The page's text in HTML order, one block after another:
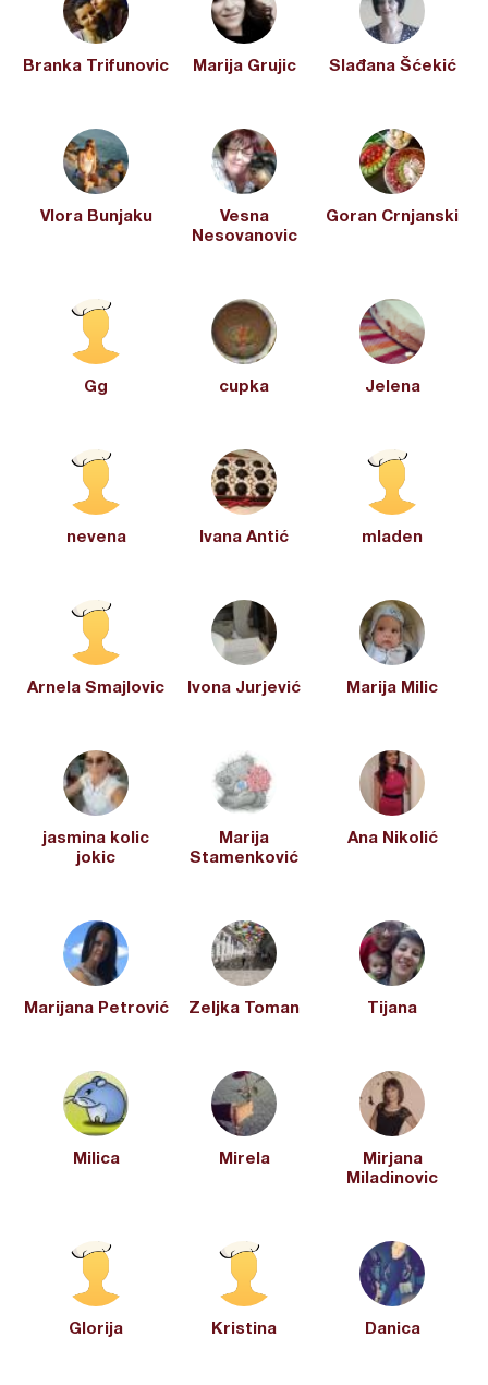
Branka Trifunovic Marija Grujic Slađana Šćekić
Vlora Bunjaku
Vesna
Nesovanovic
Goran Crnjanski
Gg cupka Jelena
nevena Ivana Antić mladen
Arnela Smajlovic Ivona Jurjević Marija Milic
jasmina kolic
jokic
Marija
Stamenković
Ana Nikolić
Marijana Petrović Zeljka Toman Tijana
Milica Mirela
Mirjana
Miladinovic
Glorija Kristina Danica